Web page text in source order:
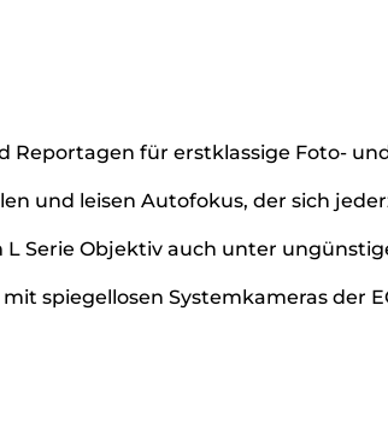
für erstklassige Foto-
und leisen Autofokus, der sich
Serie Objektiv auch unter
spiegellosen Systemkameras der